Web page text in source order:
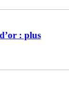
: plus